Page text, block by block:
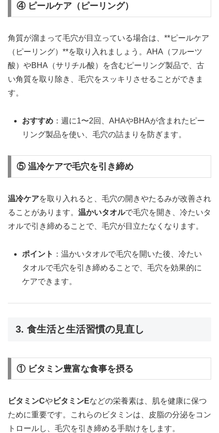
④ ピールケア（ピーリング）
角質が溜まって毛穴が目立っている場合は、**ピールケア
（ピーリング）**を取り入れましょう。AHA（フルーツ
酸）やBHA（サリチル酸）を含むピーリング製品で、古
い角質を取り除き、毛穴をスッキリさせることができま
す。
おすすめ ：週に1〜2回、AHAやBHAが含まれたピー
リング製品を使い、毛穴の詰まりを防ぎます。
⑤ 温冷ケアで毛穴を引き締め
温冷ケアを取り入れると、毛穴の開きやたるみが改善され
ることがあります。 温かいタオルで毛穴を開き、冷たいタ
オルで引き締めることで、毛穴が目立たなくなります。
ポイント ：温かいタオルで毛穴を開いた後、冷たい
タオルで毛穴を引き締めることで、毛穴を効果的に
ケアできます。
3. 食生活と生活習慣の見直し
① ビタミン豊富な食事を摂る
ビタミンCやビタミンEなどの栄養素は、肌を健康に保つ
ために重要です。これらのビタミンは、皮脂の分泌をコン
トロールし、毛穴を引き締める手助けをします。